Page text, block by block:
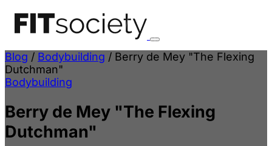
Blog / Bodybuilding / Berry de Mey "The Flexing
Dutchman"
Bodybuilding
Berry de Mey "The Flexing
Dutchman"